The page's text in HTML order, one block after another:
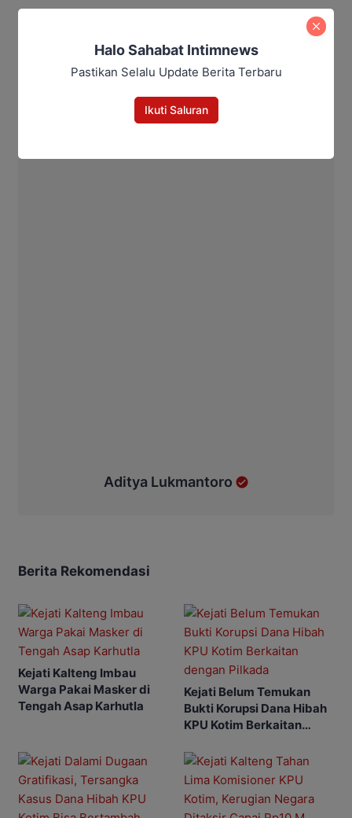
Aditya Lukmantoro
Berita Rekomendasi
Kejati Kalteng Imbau
Warga Pakai Masker di
Tengah Asap Karhutla
Kejati Belum Temukan
Bukti Korupsi Dana Hibah
KPU Kotim Berkaitan
Halo Sahabat Intimnews
Pastikan Selalu Update Berita Terbaru
Ikuti Saluran